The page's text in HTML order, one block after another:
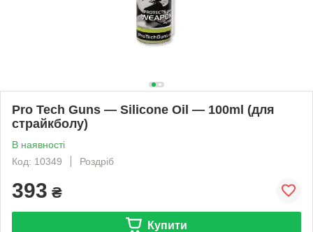
Pro Tech Guns — Silicone Oil — 100ml (для
страйкболу)
В наявності
Код: 10349
Роздріб
393 ₴
Купити